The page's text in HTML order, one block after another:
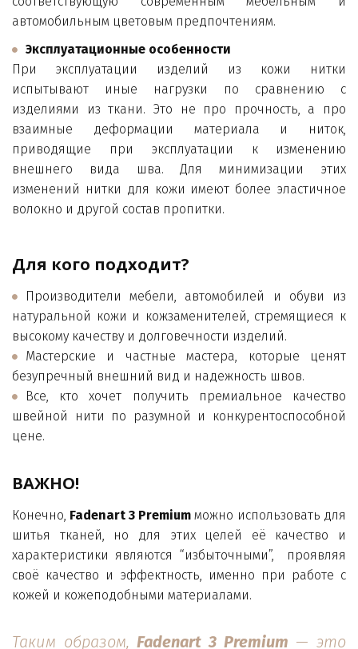
автомобильным цветовым предпочтениям.
Эксплуатационные особенности
При эксплуатации изделий из кожи нитки
испытывают иные нагрузки по сравнению с
изделиями из ткани. Это не про прочность, а про
взаимные деформации материала и ниток,
приводящие при эксплуатации к изменению
внешнего вида шва. Для минимизации этих
изменений нитки для кожи имеют более эластичное
волокно и другой состав пропитки.
Для кого подходит?
Производители мебели, автомобилей и обуви из
натуральной кожи и кожзаменителей, стремящиеся к
высокому качеству и долговечности изделий.
Мастерские и частные мастера, которые ценят
безупречный внешний вид и надежность швов.
Все, кто хочет получить премиальное качество
швейной нити по разумной и конкурентоспособной
цене.
ВАЖНО!
Конечно, Fadenart 3 Premiumможно использовать для
шитья тканей, но для этих целей её качество и
характеристики являются “избыточными”, проявляя
своё качество и эффектность, именно при работе с
кожей и кожеподобными материалами.
Таким образом,Fadenart 3 Premium — это